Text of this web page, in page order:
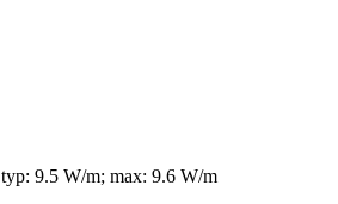
typ: 9.5 W/m; max: 9.6 W/m